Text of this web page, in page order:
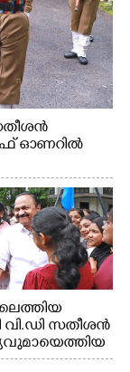
ഓണറിൽ
വി.ഡി സതീശൻ